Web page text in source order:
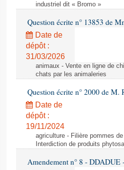
industriel dit « Bromo »
Question écrite n° 13853 de
Date de
dépôt :
31/03/2026
animaux - Vente en ligne de
chats par les animaleries
Question écrite n° 2000 de M.
Date de
dépôt :
19/11/2024
agriculture - Filière pommes
Interdiction de produits
Amendement n° 8 - DDADUE